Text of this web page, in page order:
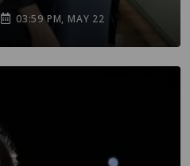
03:59 PM, MAY 22